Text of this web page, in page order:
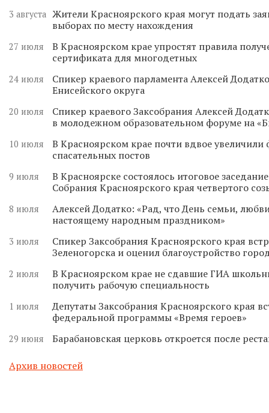
3 августа Жители Красноярского края могут подать
выборах по месту нахождения
27 июля
В Красноярском крае упростят правила
сертификата для многодетных
24 июля
Спикер краевого парламента Алексей
Енисейского округа
20 июля
Спикер краевого Заксобрания Алексей
в молодежном образовательном форуме на
10 июля
В Красноярском крае почти вдвое
спасательных постов
9 июля
В Красноярске состоялось итоговое
Собрания Красноярского края четвертого
8 июля
Алексей Додатко: «Рад, что День семьи,
настоящему народным праздником»
3 июля
Спикер Заксобрания Красноярского края
Зеленогорска и оценил благоустройство
2 июля
В Красноярском крае не сдавшие ГИА
получить рабочую специальность
1 июля
Депутаты Заксобрания Красноярского края
федеральной программы «Время героев»
29 июня Барабановская церковь откроется после
Архив новостей